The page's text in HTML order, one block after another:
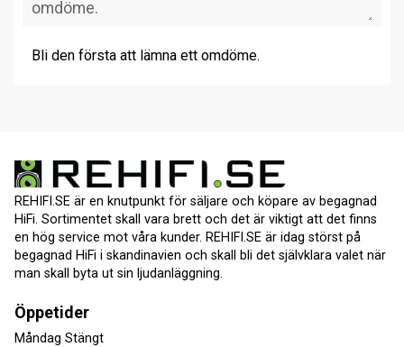
Bli den första att lämna ett omdöme.
REHIFI.SE är en knutpunkt för säljare och köpare av begagnad
HiFi. Sortimentet skall vara brett och det är viktigt att det finns
en hög service mot våra kunder. REHIFI.SE är idag störst på
begagnad HiFi i skandinavien och skall bli det självklara valet när
man skall byta ut sin ljudanläggning.
Öppetider
Måndag Stängt